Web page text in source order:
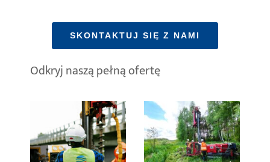
SKONTAKTUJ SIĘ Z NAMI
Odkryj naszą pełną ofertę